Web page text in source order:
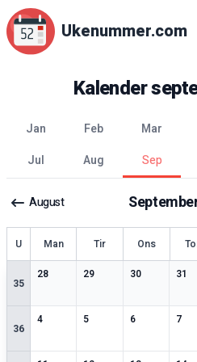
Ukenummer.com
Kalender
jan feb mar
jul
aug sep
August
Uke Man Tir Ons
35
28
3spesielle datoer
29
2spesielle datoer
30
2spesielle 31
2
36
4
3spesielle datoer
5
2spesielle datoer
6
2spesielle 7
3